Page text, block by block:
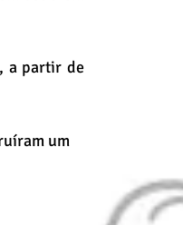
a partir de
um